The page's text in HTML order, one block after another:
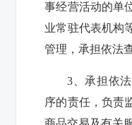
事经营活动的单
业常驻代表机构
管理，承担依法
3 、承担依
序的责任，负责